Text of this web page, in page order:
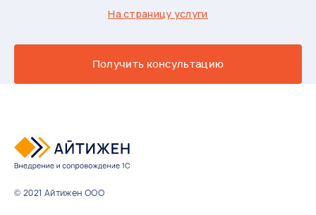
На страницу услуги
Получить консультацию
© 2021 Айтижен ООО